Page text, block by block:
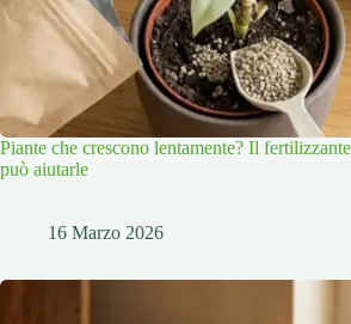
Piante che crescono lentamente? Il
può aiutarle
16 Marzo 2026